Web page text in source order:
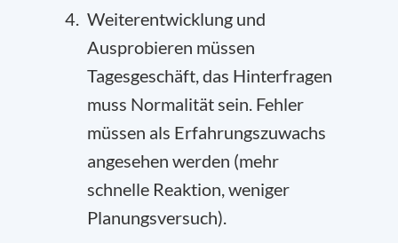
Weiterentwicklung und
Ausprobieren müssen
Tagesgeschäft, das Hinterfragen
muss Normalität sein. Fehler
müssen als Erfahrungszuwachs
angesehen werden (mehr
schnelle Reaktion, weniger
Planungsversuch).